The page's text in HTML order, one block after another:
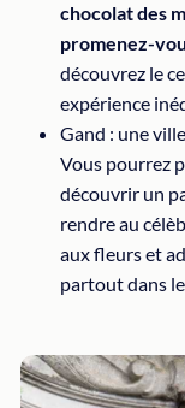
chocolat des
promenez-
découvrez le
expérience
Gand : une
Vous pourrez
découvrir un
rendre au
aux fleurs et
partout dans